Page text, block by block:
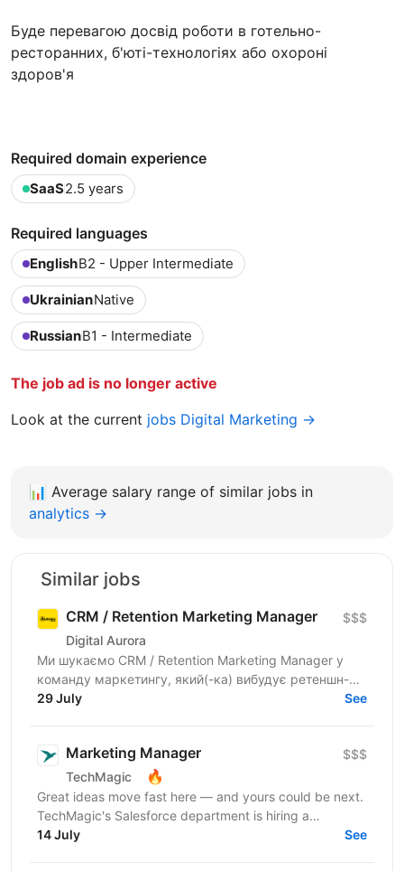
Буде перевагою досвід роботи в готельно-
ресторанних, б'юті-технологіях або охороні
здоров'я
Required domain experience
SaaS2.5 years
Required languages
EnglishB2 - Upper Intermediate
UkrainianNative
RussianB1 - Intermediate
The job ad is no longer active
Look at the current jobs Digital Marketing →
📊 Average salary range of similar jobs in
analytics →
Similar jobs
CRM / Retention Marketing Manager
Digital Aurora
$$$
Ми шукаємо CRM / Retention Marketing Manager у
команду маркетингу, який(-ка) вибудує ретеншн-
комунікацію програми лояльності: підвищить
29 July See
Marketing Manager
TechMagic 🔥
$$$
Great ideas move fast here — and yours could be next.
TechMagic's Salesforce department is hiring a
Marketing Manager who thrives on turning hypotheses
14 July See